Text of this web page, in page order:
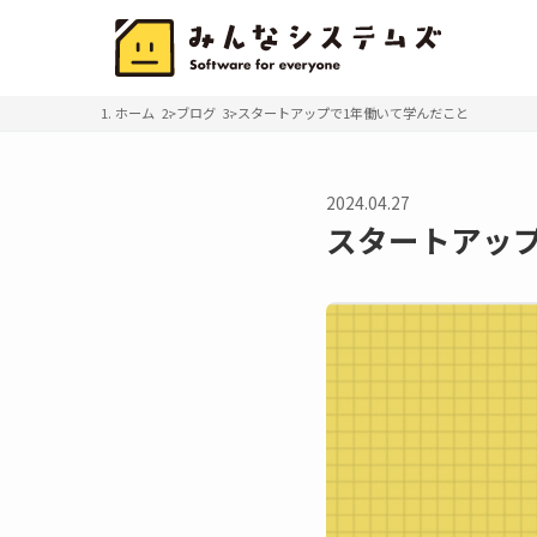
ホーム ブログ スタートアップで1年働いて学んだこと
2024.04.27
スタートアッ